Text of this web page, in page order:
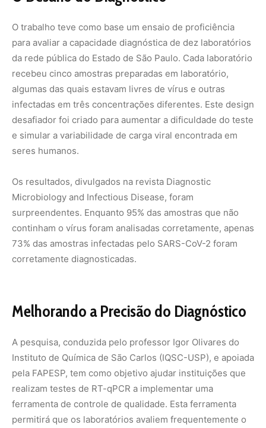
O trabalho teve como base um ensaio de proficiência
para avaliar a capacidade diagnóstica de dez laboratórios
da rede pública do Estado de São Paulo. Cada laboratório
recebeu cinco amostras preparadas em laboratório,
algumas das quais estavam livres de vírus e outras
infectadas em três concentrações diferentes. Este design
desafiador foi criado para aumentar a dificuldade do teste
e simular a variabilidade de carga viral encontrada em
seres humanos.
Os resultados, divulgados na revista Diagnostic
Microbiology and Infectious Disease, foram
surpreendentes. Enquanto 95% das amostras que não
continham o vírus foram analisadas corretamente, apenas
73% das amostras infectadas pelo SARS-CoV-2 foram
corretamente diagnosticadas.
Melhorando a Precisão do Diagnóstico
A pesquisa, conduzida pelo professor Igor Olivares do
Instituto de Química de São Carlos (IQSC-USP), e apoiada
pela FAPESP, tem como objetivo ajudar instituições que
realizam testes de RT-qPCR a implementar uma
ferramenta de controle de qualidade. Esta ferramenta
permitirá que os laboratórios avaliem frequentemente o